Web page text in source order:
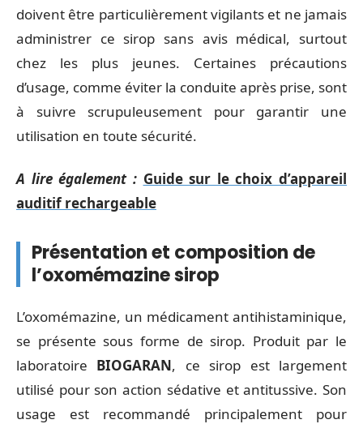
doivent être particulièrement vigilants et ne jamais
administrer ce sirop sans avis médical, surtout
chez les plus jeunes. Certaines précautions
d’usage, comme éviter la conduite après prise, sont
à suivre scrupuleusement pour garantir une
utilisation en toute sécurité.
A lire également : Guide sur le choix d’appareil
auditif rechargeable
Présentation et composition de
l’oxomémazine sirop
L’oxomémazine, un médicament antihistaminique,
se présente sous forme de sirop. Produit par le
laboratoire BIOGARAN, ce sirop est largement
utilisé pour son action sédative et antitussive. Son
usage est recommandé principalement pour